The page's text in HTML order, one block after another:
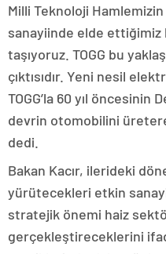
Milli Teknoloji
sanayiinde elde ettiğimiz
taşıyoruz. TOGG bu
çıktısıdır. Yeni nesil
TOGG’la 60 yıl
devrin otomobilini
dedi.
Bakan Kacır, ilerideki
yürütecekleri etkin
stratejik önemi haiz
gerçekleştireceklerini